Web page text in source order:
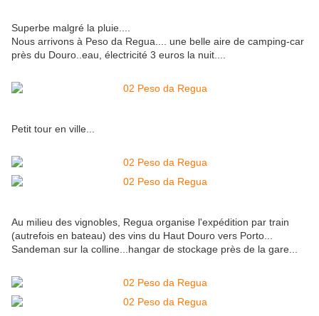
Superbe malgré la pluie....
Nous arrivons à Peso da Regua.... une belle aire de camping-car
près du Douro..eau, électricité 3 euros la nuit....
Petit tour en ville...
Au milieu des vignobles, Regua organise l'expédition par train
(autrefois en bateau) des vins du Haut Douro vers Porto...
Sandeman sur la colline...hangar de stockage près de la gare...